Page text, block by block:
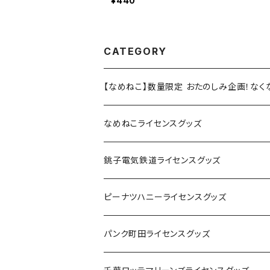
CATEGORY
【なめねこ】数量限定 おたのしみ企画！な
なめねこライセンスグッズ
Tシャツ
キャップ
ステッカー
銚子電気鉄道ライセンスグッズ
ステッカー
缶バッジ
ピーナツハニーライセンスグッズ
Tシャツ
パンク町田ライセンスグッズ